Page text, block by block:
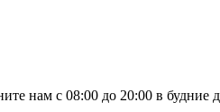
нам с 08:00 до 20:00 в будние